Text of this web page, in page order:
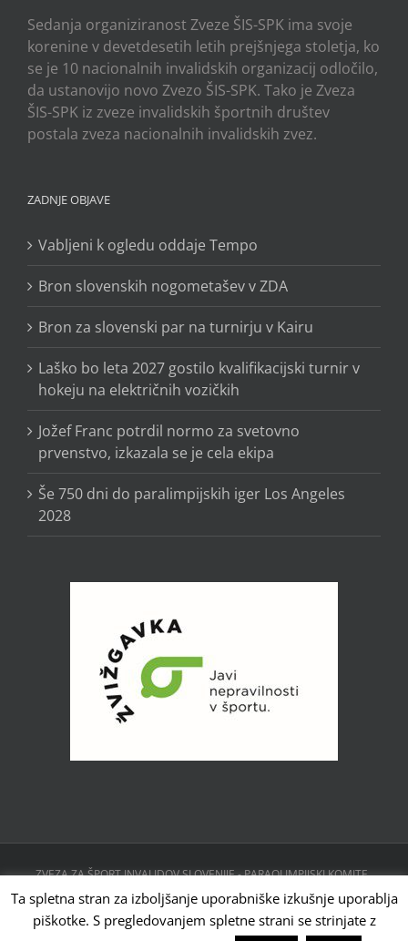
Sedanja organiziranost Zveze ŠIS-SPK ima svoje
korenine v devetdesetih letih prejšnjega stoletja, ko
se je 10 nacionalnih invalidskih organizacij odločilo,
da ustanovijo novo Zvezo ŠIS-SPK. Tako je Zveza
ŠIS-SPK iz zveze invalidskih športnih društev
postala zveza nacionalnih invalidskih zvez.
ZADNJE OBJAVE
Vabljeni k ogledu oddaje Tempo
Bron slovenskih nogometašev v ZDA
Bron za slovenski par na turnirju v Kairu
Laško bo leta 2027 gostilo kvalifikacijski turnir v
hokeju na električnih vozičkih
Jožef Franc potrdil normo za svetovno
prvenstvo, izkazala se je cela ekipa
Še 750 dni do paralimpijskih iger Los Angeles
2028
ZVEZA ZA ŠPORT INVALIDOV SLOVENIJE - PARAOLIMPIJSKI KOMITE ,
CESTA 24. JUNIJA 23, 1231 LJUBLJANA, SLOVENIJA | Powered by
WordPress
Ta spletna stran za izboljšanje uporabniške izkušnje uporablja
piškotke. S pregledovanjem spletne strani se strinjate z